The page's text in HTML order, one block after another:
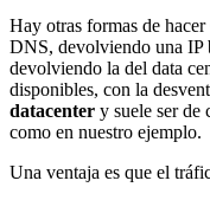
Hay otras formas de
DNS, devolviendo una IP
devolviendo la del data
disponibles, con la
datacenter y suele ser de
como en nuestro ejemplo.
Una ventaja es que el